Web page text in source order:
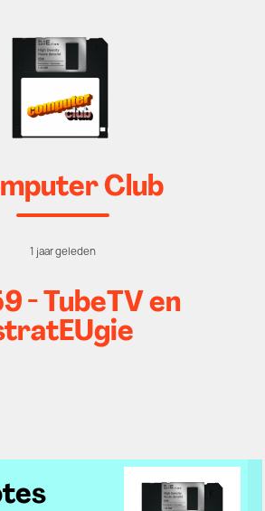
Club
1 jaar geleden
- TubeTV en